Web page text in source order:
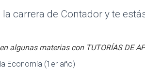
carrera de Contador y te
algunas materias con TUTORÍAS DE
Economía (1er año)